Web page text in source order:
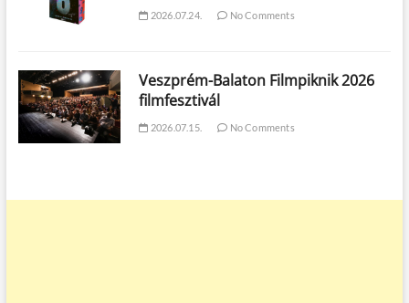
2026.07.24. No Comments
Veszprém-Balaton Filmpiknik 2026
filmfesztivál
2026.07.15. No Comments